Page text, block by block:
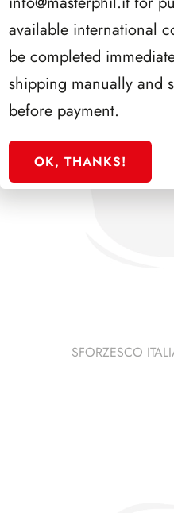
SFORZESCO
available international
be completed
shipping manually and
before payment.
OK, THANKS!